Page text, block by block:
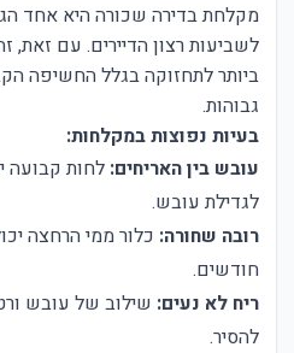
מקלחת בדירה שכורה היא אחד
לשביעות רצון הדיירים. עם
ביותר לתחזוקה בגלל החשיפה
גבוהות.
בעיות נפוצות במקלחות:
עובש בין האריחים: לחות קבועה
לגדילת עובש.
רובה שחורה: כלור ממי הרחצה
חודשים.
ריח לא נעים: שילוב של עובש
להסיר.